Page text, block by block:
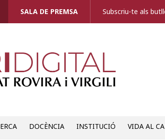
SALA DE PREMSA Subscriu-te als
DOCÈNCIA INSTITUCIÓ VIDA AL